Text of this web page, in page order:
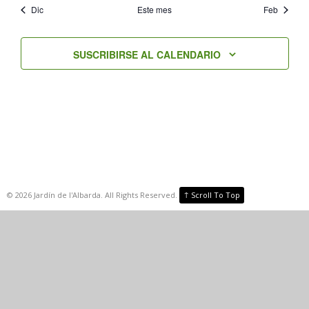
Dic Este mes Feb
SUSCRIBIRSE AL CALENDARIO
© 2026 Jardín de l'Albarda. All Rights Reserved. ↑ Scroll To Top